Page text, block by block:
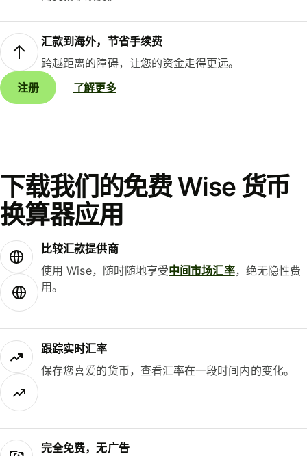
汇款到海外，节省手续费
跨越距离的障碍，让您的资金走得更远。
注册
了解更多
下载我们的免费 Wise 货币
换算器应用
比较汇款提供商
使用 Wise，随时随地享受中间市场汇率，绝无隐性费
用。
跟踪实时汇率
保存您喜爱的货币，查看汇率在一段时间内的变化。
完全免费，无广告